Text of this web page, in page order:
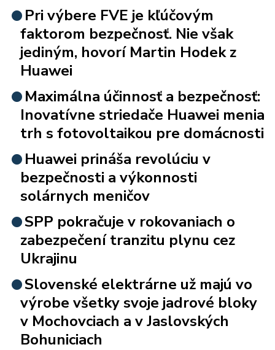
Pri výbere FVE je kľúčovým
faktorom bezpečnosť. Nie však
jediným, hovorí Martin Hodek z
Huawei
Maximálna účinnosť a bezpečnosť:
Inovatívne striedače Huawei menia
trh s fotovoltaikou pre domácnosti
Huawei prináša revolúciu v
bezpečnosti a výkonnosti
solárnych meničov
SPP pokračuje v rokovaniach o
zabezpečení tranzitu plynu cez
Ukrajinu
Slovenské elektrárne už majú vo
výrobe všetky svoje jadrové bloky
v Mochovciach a v Jaslovských
Bohuniciach